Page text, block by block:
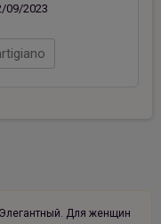
09/2023
Элегантный. Для женщин